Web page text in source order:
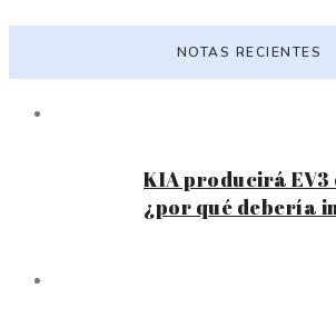
NOTAS RECIENTES
KIA producirá EV3
¿por qué debería